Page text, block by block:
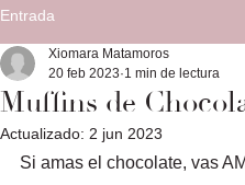
Entrada
Muffins de
Xiomara Matamoros
20 feb 2023 1 min de lectura
Actualizado: 2 jun 2023
Si amas el chocolate, vas